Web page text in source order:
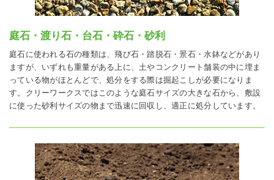
庭石・渡り石・台石・砕石・砂利
庭石に使われる石の種類は、飛び石・踏脱石・景石・水鉢などがあり
ますが、いずれも重量がある上に、土やコンクリート舗装の中に埋ま
っている物がほとんどで、処分をする際は掘起こしが必要になりま
す。クリーワークスではこのような庭石サイズの大きな石から、敷設
に使った砂利サイズの物まで迅速に回収し、適正に処分しています。